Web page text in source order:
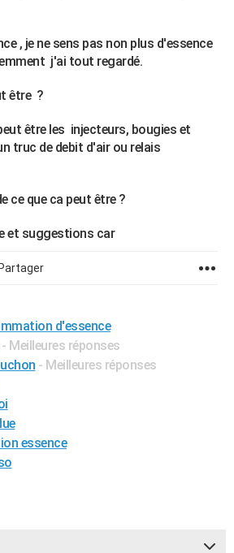
, je ne sens pas non plus d'essence
j'ai tout regardé.
être ?
être les injecteurs, bougies et
truc de debit d'air ou relais
ce que ca peut être ?
et suggestions car
Partager
d'essence
- Meilleures réponses
- Meilleures réponses
essence